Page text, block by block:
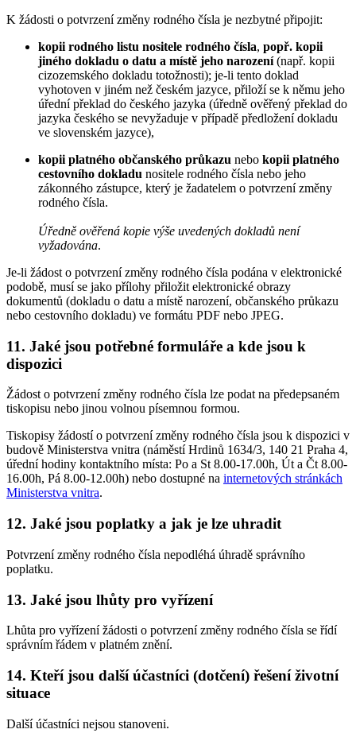
K žádosti o potvrzení změny rodného čísla je nezbytné připojit:
kopii rodného listu nositele rodného čísla, popř. kopii
jiného dokladu o datu a místě jeho narození(např. kopii
cizozemského dokladu totožnosti); je-li tento doklad
vyhotoven v jiném než českém jazyce, přiloží se k němu jeho
úřední překlad do českého jazyka (úředně ověřený překlad do
jazyka českého se nevyžaduje v případě předložení dokladu
ve slovenském jazyce),
kopii platného občanského průkazu nebo kopii platného
cestovního dokladu nositele rodného čísla nebo jeho
zákonného zástupce, který je žadatelem o potvrzení změny
rodného čísla.
Úředně ověřená kopie výše uvedených dokladů není
vyžadována.
Je-li žádost o potvrzení změny rodného čísla podána v elektronické
podobě, musí se jako přílohy přiložit elektronické obrazy
dokumentů (dokladu o datu a místě narození, občanského průkazu
nebo cestovního dokladu) ve formátu PDF nebo JPEG.
11. Jaké jsou potřebné formuláře a kde jsou k
dispozici
Žádost o potvrzení změny rodného čísla lze podat na předepsaném
tiskopisu nebo jinou volnou písemnou formou.
Tiskopisy žádostí o potvrzení změny rodného čísla jsou k dispozici v
budově Ministerstva vnitra (náměstí Hrdinů 1634/3, 140 21 Praha 4,
úřední hodiny kontaktního místa: Po a St 8.00-17.00h, Út a Čt 8.00-
16.00h, Pá 8.00-12.00h) nebo dostupné na internetových stránkách
Ministerstva vnitra.
12. Jaké jsou poplatky a jak je lze uhradit
Potvrzení změny rodného čísla nepodléhá úhradě správního
poplatku.
13. Jaké jsou lhůty pro vyřízení
Lhůta pro vyřízení žádosti o potvrzení změny rodného čísla se řídí
správním řádem v platném znění.
14. Kteří jsou další účastníci (dotčení) řešení životní
situace
Další účastníci nejsou stanoveni.